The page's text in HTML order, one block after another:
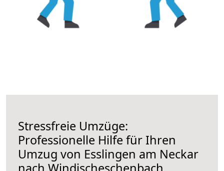
Stressfreie Umzüge:
Professionelle Hilfe für Ihren
Umzug von Esslingen am Neckar